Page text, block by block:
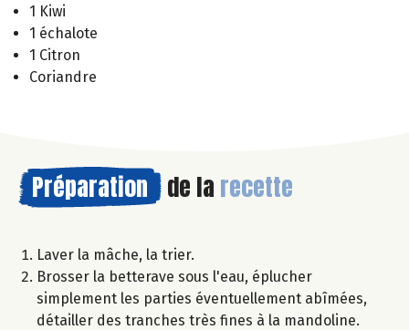
1 Kiwi
1 échalote
1 Citron
Coriandre
Préparation de la recette
Laver la mâche, la trier.
Brosser la betterave sous l'eau, éplucher
simplement les parties éventuellement abîmées,
détailler des tranches très fines à la mandoline.